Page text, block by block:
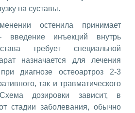
на суставы.
остенила принимает
инъекций внутрь
требует специальной
назначается для лечения
диагнозе остеоартроз 2-3
так и травматического
дозировки зависит, в
стадии заболевания, обычно